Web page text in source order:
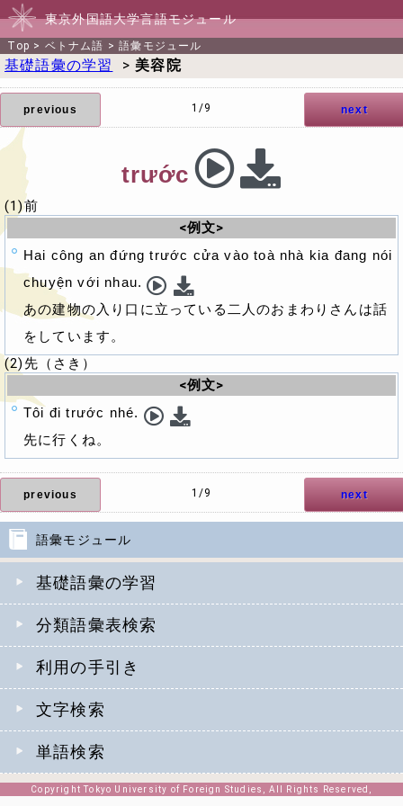
東京外国語大学言語モジュール
Top > ベトナム語 >語彙モジュール
語彙モジュール
基礎語彙の学習
分類語彙表検索
利用の手引き
文字検索
単語検索
基礎語彙の学習 > 美容院
previous next
1/9
trước
(1)前
<例文>
Hai công an đứng trước cửa vào toà nhà kia đang nói
chuyện với nhau.
あの建物の入り口に立っている二人のおまわりさんは話
をしています。
(2)先（さき）
<例文>
Tôi đi trước nhé.
先に行くね。
previous next
1/9
Copyright Tokyo University of Foreign Studies, All Rights Reserved,